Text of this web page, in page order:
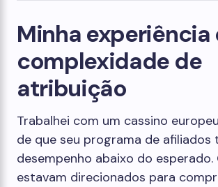
Minha experiência
complexidade de
atribuição
Trabalhei com um cassino
de que seu programa de afiliados
desempenho abaixo do esperado.
estavam direcionados para